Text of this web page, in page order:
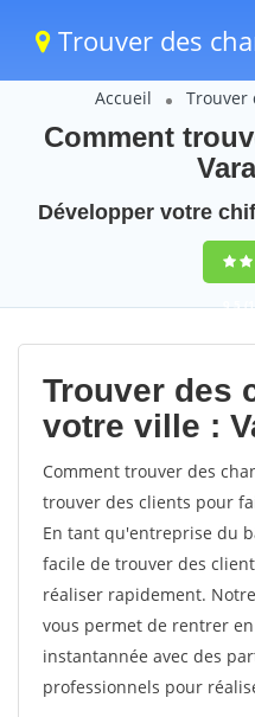
Trouver des
Accueil Trouver
Comment
Développer votre
9,5
Trouver des
votre ville :
Comment trouver des
trouver des clients pour
En tant qu'entreprise du
facile de trouver des
réaliser rapidement.
vous permet de rentrer
instantannée avec des
professionnels pour